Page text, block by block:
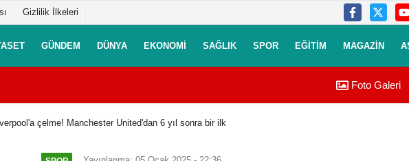
Gizlilik İlkeleri
GÜNDEM DÜNYA EKONOMI SAĞLIK SPOR EĞITIM MAGAZIN
Foto Galeri
çelme! Manchester United'dan 6 yıl sonra bir ilk